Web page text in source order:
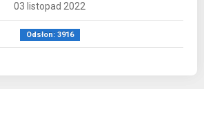
03 listopad 2022
Odsłon: 3916